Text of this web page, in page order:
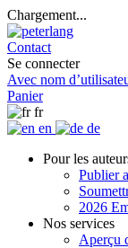
Chargement...
Contact
Se connecter
Avec nom
Panier
fr
en
de
Pour les
Publier
2026
Nos services
Aperçu